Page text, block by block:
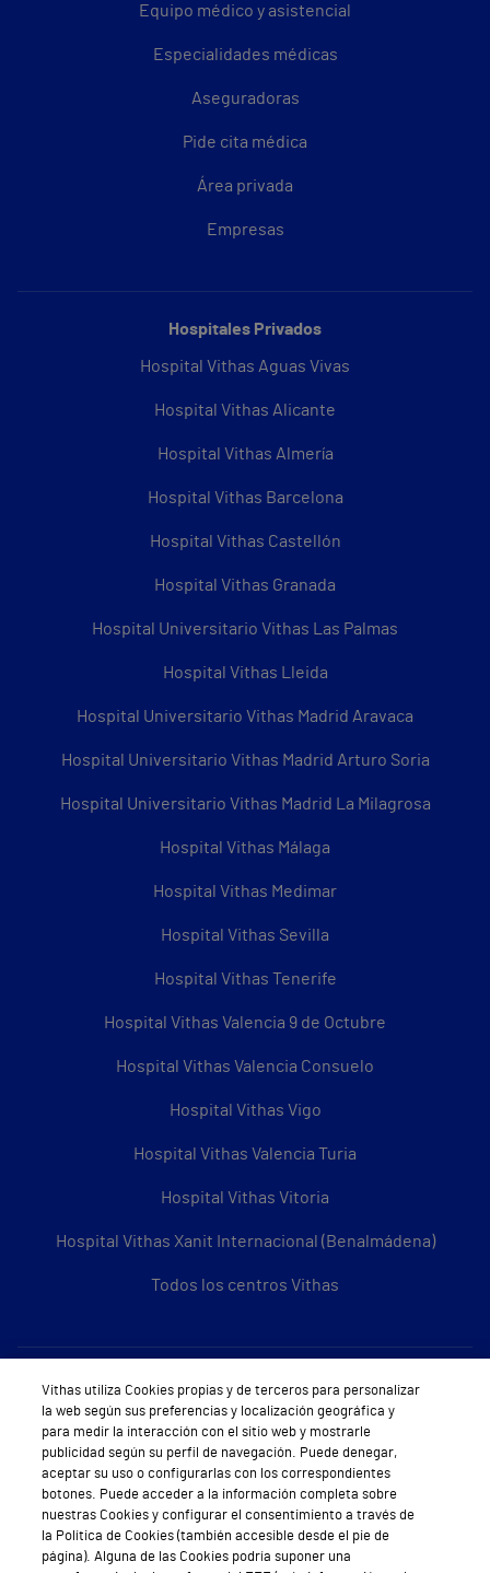
Equipo médico y asistencial
Especialidades médicas
Aseguradoras
Pide cita médica
Área privada
Empresas
Hospitales Privados
Hospital Vithas Aguas Vivas
Hospital Vithas Alicante
Hospital Vithas Almería
Hospital Vithas Barcelona
Hospital Vithas Castellón
Hospital Vithas Granada
Hospital Universitario Vithas Las Palmas
Hospital Vithas Lleida
Hospital Universitario Vithas Madrid Aravaca
Hospital Universitario Vithas Madrid Arturo Soria
Hospital Universitario Vithas Madrid La Milagrosa
Hospital Vithas Málaga
Hospital Vithas Medimar
Hospital Vithas Sevilla
Hospital Vithas Tenerife
Hospital Vithas Valencia 9 de Octubre
Hospital Vithas Valencia Consuelo
Hospital Vithas Vigo
Hospital Vithas Valencia Turia
Hospital Vithas Vitoria
Hospital Vithas Xanit Internacional (Benalmádena)
Todos los centros Vithas
Sobre Vithas
Quiénes somos
Trabajar en Vithas
Teléfono Cita Médica
Teléfono Atención al Cliente
Vithas utiliza Cookies propias y de terceros para personalizar
la web según sus preferencias y localización geográfica y
para medir la interacción con el sitio web y mostrarle
publicidad según su perfil de navegación. Puede denegar,
aceptar su uso o configurarlas con los correspondientes
botones. Puede acceder a la información completa sobre
nuestras Cookies y configurar el consentimiento a través de
la Política de Cookies (también accesible desde el pie de
página). Alguna de las Cookies podría suponer una